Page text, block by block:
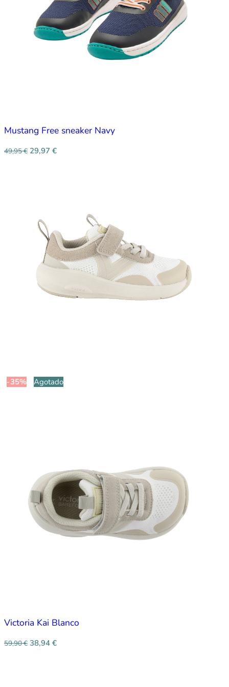
Mustang Free sneaker Navy
49,95€ 29,97 €
-35% Agotado
Victoria Kai Blanco
59,90€ 38,94 €